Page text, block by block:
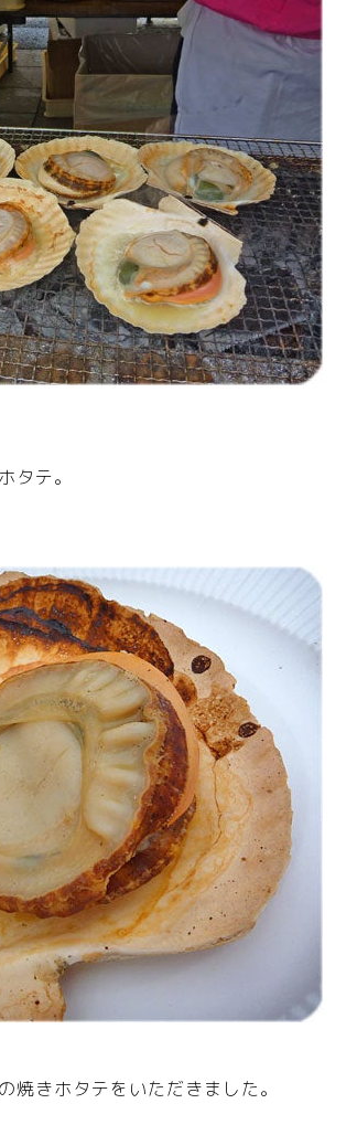
タテ。
きホタテをいただきました。